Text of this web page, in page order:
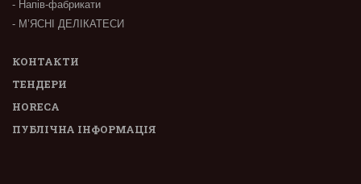
- Напів-фабрикати
- М’ЯСНІ ДЕЛІКАТЕСИ
КОНТАКТИ
ТЕНДЕРИ
HORECA
ПУБЛІЧНА ІНФОРМАЦІЯ